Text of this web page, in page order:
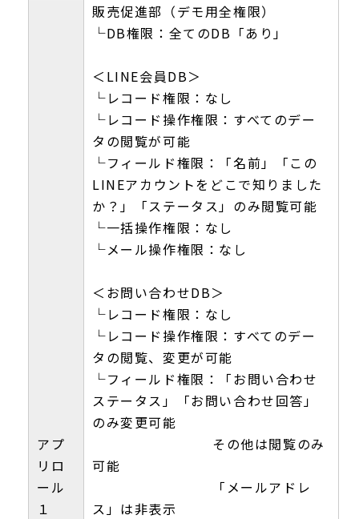
アプ
リロ
ール
１
販売促進部（デモ用全権限）
└DB権限：全てのDB「あり」
＜LINE会員DB＞
└レコード権限：なし
└レコード操作権限：すべてのデー
タの閲覧が可能
└フィールド権限：「名前」「この
LINEアカウントをどこで知りました
か？」「ステータス」のみ閲覧可能
└一括操作権限：なし
└メール操作権限：なし
＜お問い合わせDB＞
└レコード権限：なし
└レコード操作権限：すべてのデー
タの閲覧、変更が可能
└フィールド権限：「お問い合わせ
ステータス」「お問い合わせ回答」
のみ変更可能
その他は閲覧のみ
可能
「メールアドレ
ス」は非表示